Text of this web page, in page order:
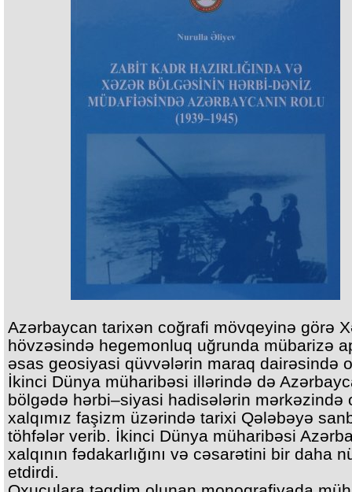
Azərbaycan tarixən coğrafi mövqeyinə görə
hövzəsində hegemonluq uğrunda mübarizə
əsas geosiyasi qüvvələrin maraq dairəsində
İkinci Dünya müharibəsi illərində də
bölgədə hərbi–siyasi hadisələrin mərkəzində
xalqımız faşizm üzərində tarixi Qələbəyə
töhfələr verib. İkinci Dünya müharibəsi
xalqının fədakarlığını və cəsarətini bir daha
etdirdi.